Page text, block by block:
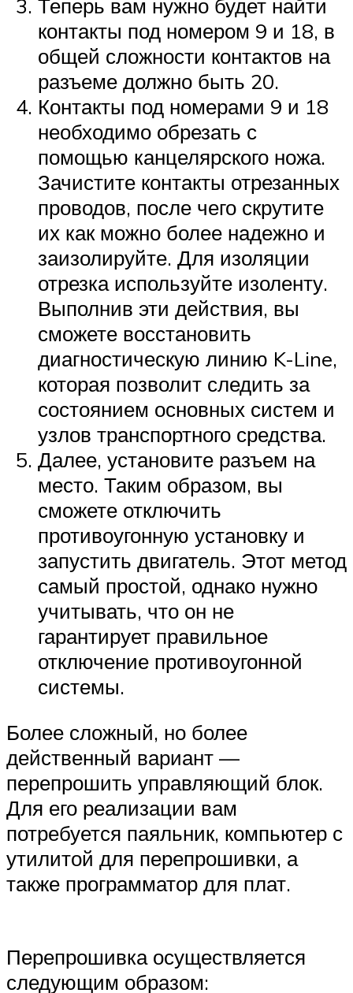
Теперь вам нужно будет найти
контакты под номером 9 и 18, в
общей сложности контактов на
разъеме должно быть 20.
Контакты под номерами 9 и 18
необходимо обрезать с
помощью канцелярского ножа.
Зачистите контакты отрезанных
проводов, после чего скрутите
их как можно более надежно и
заизолируйте. Для изоляции
отрезка используйте изоленту.
Выполнив эти действия, вы
сможете восстановить
диагностическую линию K-Line,
которая позволит следить за
состоянием основных систем и
узлов транспортного средства.
Далее, установите разъем на
место. Таким образом, вы
сможете отключить
противоугонную установку и
запустить двигатель. Этот метод
самый простой, однако нужно
учитывать, что он не
гарантирует правильное
отключение противоугонной
системы.
Более сложный, но более
действенный вариант —
перепрошить управляющий блок.
Для его реализации вам
потребуется паяльник, компьютер с
утилитой для перепрошивки, а
также программатор для плат.
Перепрошивка осуществляется
следующим образом: